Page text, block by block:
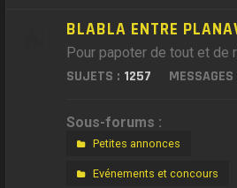
BLABLA ENTRE
Pour papoter de tout et de
SUJETS : 1257 MESSAGES
Sous-forums :
Petites annonces
Evénements et concours